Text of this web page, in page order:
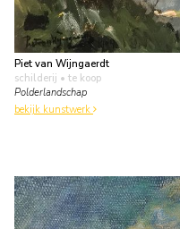
Piet van Wijngaerdt
schilderij • te koop
Polderlandschap
bekijk kunstwerk